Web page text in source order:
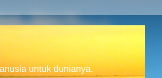
untuk dunianya.